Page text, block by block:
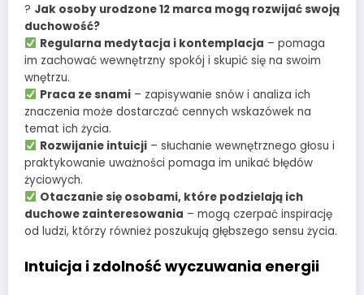
? Jak osoby urodzone 12 marca mogą rozwijać swoją
duchowość?
Regularna medytacja i kontemplacja – pomaga
im zachować wewnętrzny spokój i skupić się na swoim
wnętrzu.
Praca ze snami – zapisywanie snów i analiza ich
znaczenia może dostarczać cennych wskazówek na
temat ich życia.
Rozwijanie intuicji – słuchanie wewnętrznego głosu i
praktykowanie uważności pomaga im unikać błędów
życiowych.
Otaczanie się osobami, które podzielają ich
duchowe zainteresowania – mogą czerpać inspirację
od ludzi, którzy również poszukują głębszego sensu życia.
Intuicja i zdolność wyczuwania energii